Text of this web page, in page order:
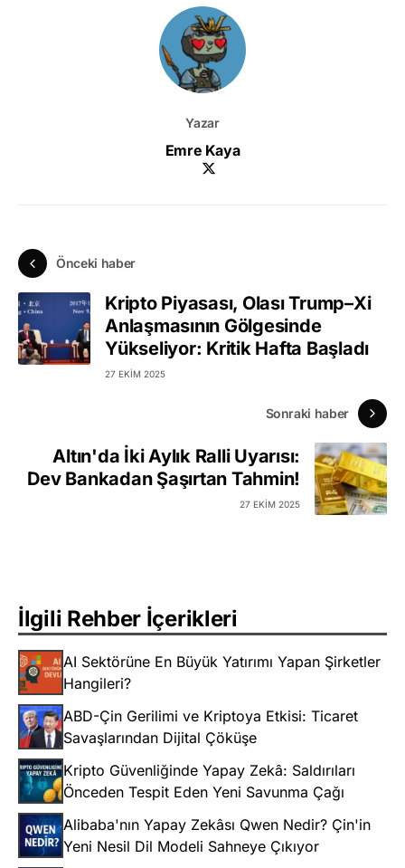
Yazar
Emre Kaya
Önceki haber
Kripto Piyasası, Olası Trump–Xi
Anlaşmasının Gölgesinde
Yükseliyor: Kritik Hafta Başladı
27 EKIM 2025
Sonraki haber
Altın'da İki Aylık Ralli Uyarısı:
Dev Bankadan Şaşırtan Tahmin!
27 EKIM 2025
İlgili Rehber İçerikleri
AI Sektörüne En Büyük Yatırımı Yapan Şirketler
Hangileri?
ABD-Çin Gerilimi ve Kriptoya Etkisi: Ticaret
Savaşlarından Dijital Çöküşe
Kripto Güvenliğinde Yapay Zekâ: Saldırıları
Önceden Tespit Eden Yeni Savunma Çağı
Alibaba'nın Yapay Zekâsı Qwen Nedir? Çin'in
Yeni Nesil Dil Modeli Sahneye Çıkıyor